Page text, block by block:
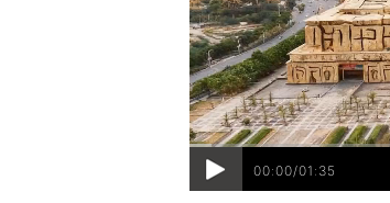
00:00/01:35